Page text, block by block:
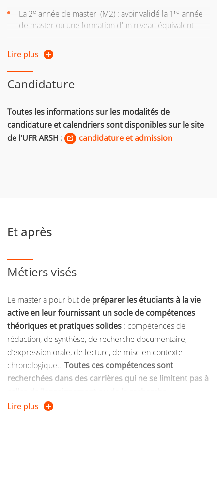
La 2e année de master (M2) : avoir validé la 1 re année
de master ou une formation d'un niveau équivalent
formation, vous pouvez entreprendre une démarche
devalidation des acquis personnels et professionnels
(VAPP)
Les dossiers de candidatures seront examinés par une
commission.
> Régime d'études :
d'études
formation continue l’une des 2 années précédentes
ou si vous êtes salarié, demandeur d'emploi, travailleur
Pour plus d'informations, consultez la page web de
laDirection de la formation continue et de l’apprentissage
Vous pouvez égalementconsulter les tarifs s'appliquant
aux publics de la formation continue
Lire plus
Candidature
Toutes les informations sur les modalités de
candidature et calendriers sont disponibles sur le site
de l'UFR ARSH :
candidature et admission
Et après
Métiers visés
Le master a pour but de préparer les étudiants à la vie
active en leur fournissant un socle de compétences
théoriques et pratiques solides : compétences de
rédaction, de synthèse, de recherche documentaire,
d’expression orale, de lecture, de mise en contexte
chronologique… Toutes ces compétences sont
recherchées dans des carrières qui ne se limitent pas à
Quelques exemples de poursuite de carrière
Lire plus